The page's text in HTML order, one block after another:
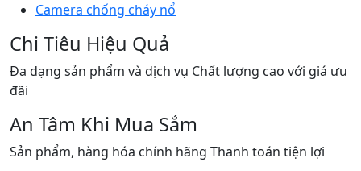
Camera chống cháy nổ
Chi Tiêu Hiệu Quả
Đa dạng sản phẩm và dịch vụ Chất lượng cao với giá ưu
đãi
An Tâm Khi Mua Sắm
Sản phẩm, hàng hóa chính hãng Thanh toán tiện lợi